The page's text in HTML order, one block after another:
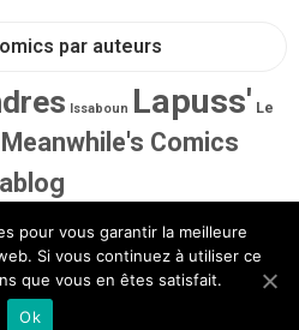
par auteurs
Issaboun Lapuss' Le
Meanwhile's Comics
pour vous garantir la meilleure
Si vous continuez à utiliser ce
que vous en êtes satisfait.
Ok